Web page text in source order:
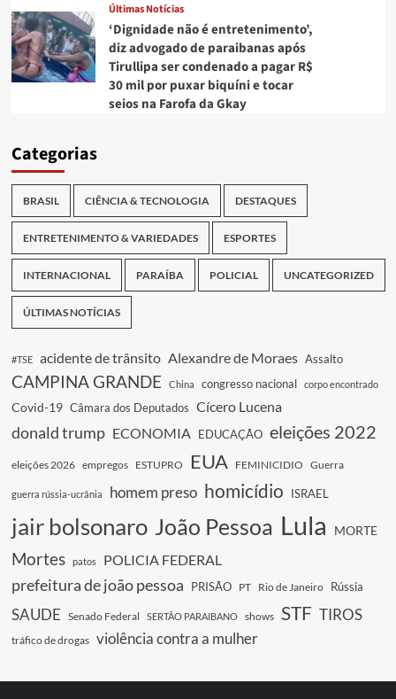
Últimas Notícias
‘Dignidade não é entretenimento’,
diz advogado de paraibanas após
Tirullipa ser condenado a pagar R$
30 mil por puxar biquíni e tocar
seios na Farofa da Gkay
Categorias
BRASIL CIÊNCIA & TECNOLOGIA DESTAQUES
ENTRETENIMENTO & VARIEDADES ESPORTES
INTERNACIONAL PARAÍBA POLICIAL UNCATEGORIZED
ÚLTIMAS NOTÍCIAS
#TSE acidente de trânsito Alexandre de Moraes Assalto
CAMPINA GRANDE China congresso nacional corpo encontrado
Covid-19 Câmara dos Deputados Cícero Lucena
donald trump ECONOMIA EDUCAÇÃO eleições 2022
eleições 2026 empregos ESTUPRO EUA FEMINICIDIO Guerra
guerra rússia-ucrânia homem preso homicídio ISRAEL
jair bolsonaro João Pessoa Lula MORTE
Mortes patos POLICIA FEDERAL
prefeitura de joão pessoa PRISÃO PT Rio de Janeiro Rússia
SAUDE Senado Federal SERTÃO PARAIBANO shows STF TIROS
tráfico de drogas violência contra a mulher